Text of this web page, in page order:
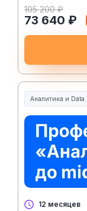
105 200 ₽
73 640 ₽
Аналитика и Data
12 месяцев